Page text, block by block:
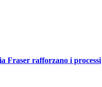
Fraser rafforzano i processi